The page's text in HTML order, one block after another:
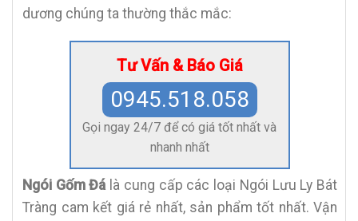
dương chúng ta thường thắc mắc:
Tư Vấn & Báo Giá
0945.518.058
Gọi ngay 24/7 để có giá tốt nhất và
nhanh nhất
Ngói Gốm Đá là cung cấp các loại Ngói Lưu Ly Bát
Tràng cam kết giá rẻ nhất, sản phẩm tốt nhất. Vận